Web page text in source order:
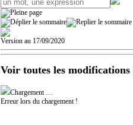
Version au 17/09/2020
Voir toutes les modifications
Chargement …
Erreur lors du chargement !